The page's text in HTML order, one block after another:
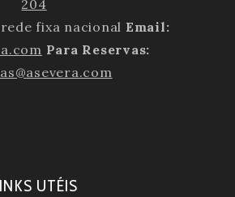
204
fixa nacional Email:
Para Reservas:
UTÉIS